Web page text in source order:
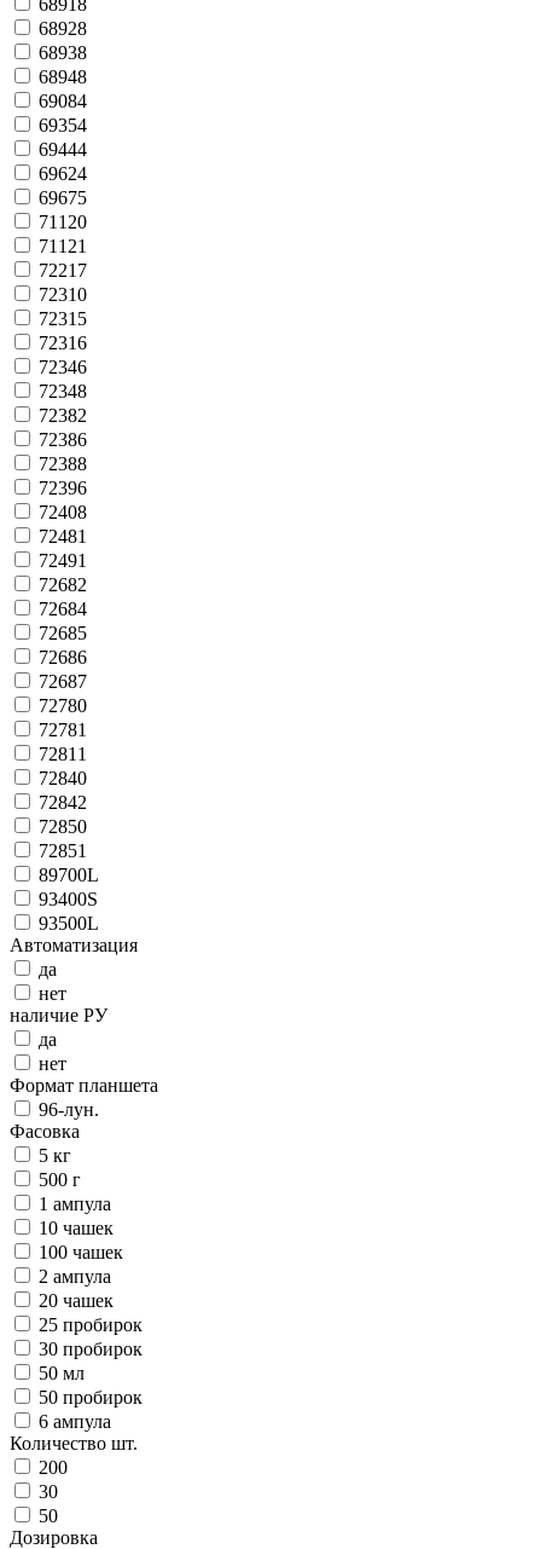
68928
68938
68948
69084
69354
69444
69624
69675
71120
71121
72217
72310
72315
72316
72346
72348
72382
72386
72388
72396
72408
72481
72491
72682
72684
72685
72686
72687
72780
72781
72811
72840
72842
72850
72851
89700L
93400S
93500L
Автоматизация
да
нет
наличие РУ
да
нет
Формат планшета
96-лун.
Фасовка
5 кг
500 г
1 ампула
10 чашек
100 чашек
2 ампула
20 чашек
25 пробирок
30 пробирок
50 мл
50 пробирок
6 ампула
Количество шт.
200
30
50
Дозировка